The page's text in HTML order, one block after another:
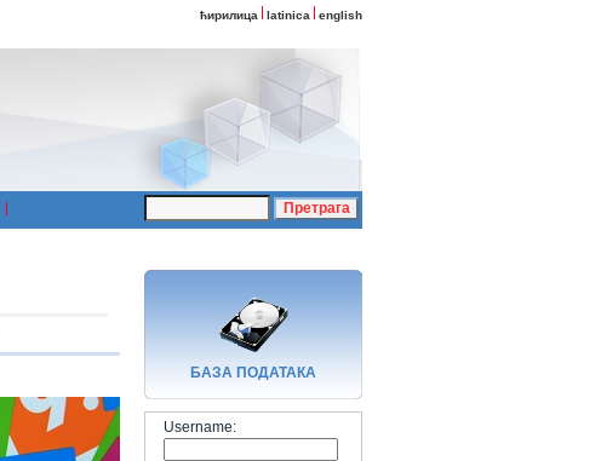
ћирилица latinica english
БАЗA ПОДАТАКА
Username: